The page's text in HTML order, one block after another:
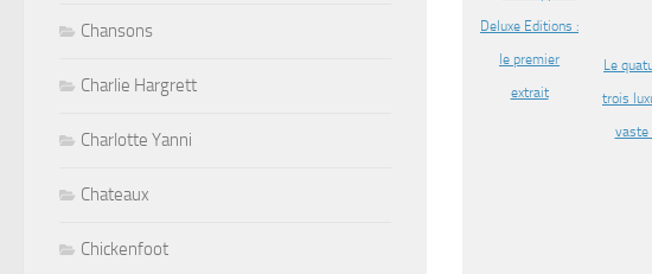
Le
trois
vaste
Chansons
Charlie Hargrett
Charlotte Yanni
Chateaux
Chickenfoot